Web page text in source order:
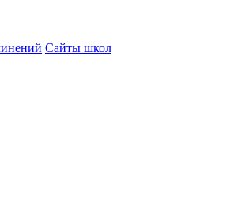
Сайты школ